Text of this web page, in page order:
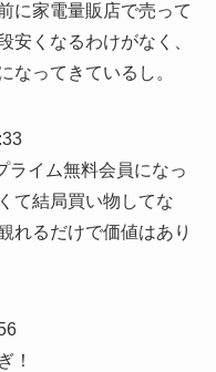
に家電量販店で売って
安くなるわけがなく、
なってきているし。
ライム無料会員になっ
て結局買い物してな
れるだけで価値はあり
！